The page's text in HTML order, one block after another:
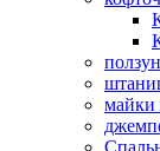
майки